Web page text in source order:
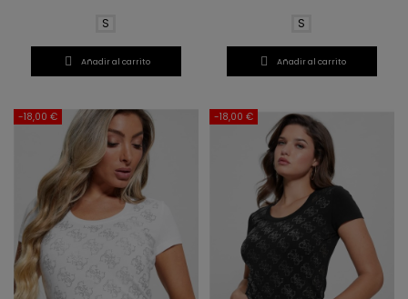
S
 Añadir al carrito
S
 Añadir al carrito
-18,00 € -18,00 €